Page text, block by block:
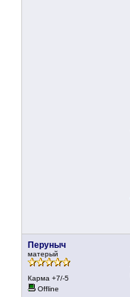
Перуныч
матерый
Карма +7/-5
Offline